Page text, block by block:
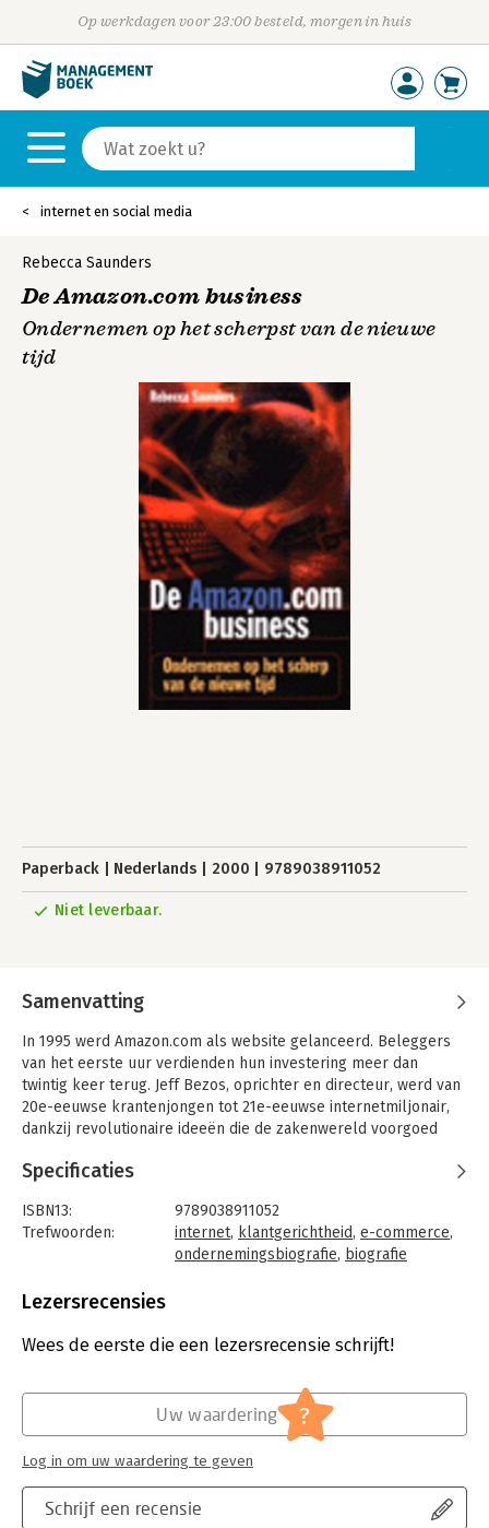
Op werkdagen voor 23:00 besteld, morgen in huis
internet en social media
Rebecca Saunders
De Amazon.com business
Ondernemen op het scherpst van de nieuwe
tijd
Paperback Nederlands 2000 9789038911052
Niet leverbaar.
Samenvatting
In 1995 werd Amazon.com als website gelanceerd. Beleggers
van het eerste uur verdienden hun investering meer dan
twintig keer terug. Jeff Bezos, oprichter en directeur, werd van
20e-eeuwse krantenjongen tot 21e-eeuwse internetmiljonair,
dankzij revolutionaire ideeën die de zakenwereld voorgoed
'De Amazon.com business'Bezos' strategieën bloot en ontrafelt
het internettijdperk. Zij belicht de geheimen en de ambitie
waardoor Amazon.com uit het niets wereldmarktleider in e-
Specificaties
ISBN13:
9789038911052
Trefwoorden:
internet, klantgerichtheid, e-commerce,
ondernemingsbiografie, biografie
Bindwijze:
Uitgever:
Elmar
Lezersrecensies
Wees de eerste die een lezersrecensie schrijft!
Schrijf een recensie
Uw waardering ?
Log in om uw waardering te geven